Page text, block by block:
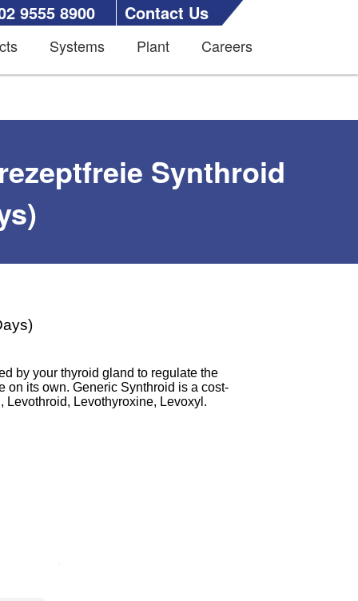
9555 8900 Contact Us
Systems Plant Careers
Synthroid
by your thyroid gland to regulate the
on its own. Generic Synthroid is a cost-
Levothyroxine, Levoxyl.